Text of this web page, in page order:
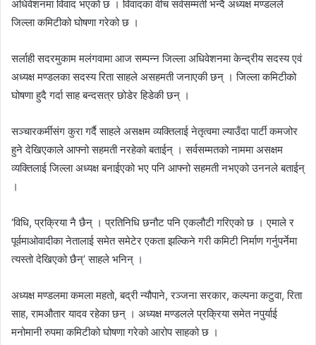
अधिवेशनमा विवाद भएको छ । विवादका वीच सर्वसम्मती भन्दै अध्यक्ष मण्डलले
जिल्ला कमिटीको घोषणा गरेको छ ।
सर्लाही सदरमुकाम मलंगवामा आज सम्पन्न जिल्ला अधिवेशनमा केन्द्रीय सदस्य एवं
अध्यक्ष मण्डलका सदस्य रिता साहले असहमती जनाएकी छन् । जिल्ला कमिटीको
घोषणा हुदै गर्दा साह बन्दसत्र छोडेर हिडेकी छन् ।
सञ्चारकर्मीसंग कुरा गर्दै साहले असक्षम व्यक्तिलाई नेतृत्वमा ल्याउँदा पार्टी कमजोर
हुने देखिएकाले आफ्नो सहमती नरहेको बताईन् । सर्वसम्मतको नाममा असक्षम
व्यक्तिलाई जिल्ला अध्यक्ष बनाईएको भए पनि आफ्नो सहमती नभएको उननले बताईन्
।
‘विधि, प्रक्रिया नै छैन् । प्रतिनिधि छनौट पनि एकलौटी गरिएको छ । एमाले र
पूर्वमाओवादीका नेतालाई समेत समेटेर एकता झल्किने गरी कमिटी निर्माण गर्नुपर्नेमा
त्यस्तो देखिएको छैन्’ साहले भनिन् ।
अध्यक्ष मण्डलमा कमला महतो, बद्री न्यौपाने, रञ्जना सरकार, कल्पना कटुवा, रिता
साह, रामऔतार यादव रहेका छन् । अध्यक्ष मण्डलले प्रक्रिया समेत नपुर्याई
मनोमानी रुपमा कमिटीको घोषणा गरेको आरोप साहको छ ।